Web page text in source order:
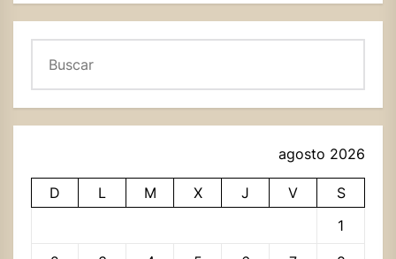
agosto 2026
D L M X J V
S
1